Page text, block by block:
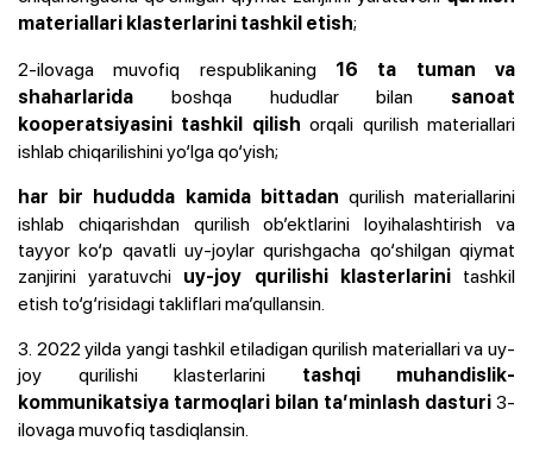
materiallari klasterlarini tashkil etish;
2-ilovaga muvofiq respublikaning16 ta tuman va
shaharlarida boshqa hududlar bilan
sanoat
kooperatsiyasini tashkil qilish orqali qurilish materiallari
ishlab chiqarilishini yo‘lga qo‘yish;
har bir hududda kamida bittadan qurilish materiallarini
ishlab chiqarishdan qurilish ob’ektlarini loyihalashtirish va
tayyor ko‘p qavatli uy-joylar qurishgacha qo‘shilgan qiymat
zanjirini yaratuvchi uy-joy qurilishi klasterlarinitashkil
etish to‘g‘risidagi takliflari ma’qullansin.
3. 2022 yilda yangi tashkil etiladigan qurilish materiallari va uy-
joy qurilishi klasterlarini tashqi muhandislik-
kommunikatsiya tarmoqlari bilan ta’minlash dasturi 3-
ilovaga muvofiq tasdiqlansin.